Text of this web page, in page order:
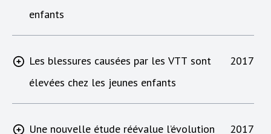
enfants
Les blessures causées par les VTT sont
élevées chez les jeunes enfants
2017
Une nouvelle étude réévalue l’évolution
2017